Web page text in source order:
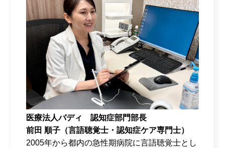
医療法人バディ 認知症部門部長
前田 順子（言語聴覚士・認知症ケア専門士）
2005年から都内の急性期病院に言語聴覚士とし